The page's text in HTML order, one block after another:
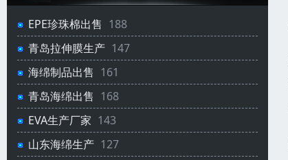
EPE珍珠棉出售 188
青岛拉伸膜生产 147
海绵制品出售 161
青岛海绵出售 168
EVA生产厂家 143
山东海绵生产 127